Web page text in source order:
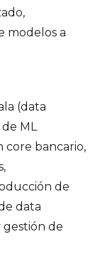
modelos a
(data
ML
core bancario,
de
data
gestión de